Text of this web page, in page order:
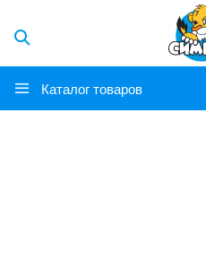
Каталог товаров